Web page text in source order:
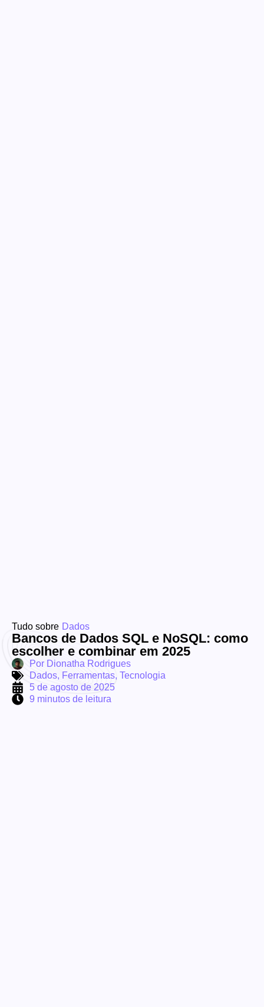
Tudo sobre Dados
Bancos de Dados SQL e NoSQL: como
escolher e combinar em 2025
Por Dionatha Rodrigues
Dados, Ferramentas, Tecnologia
5 de agosto de 2025
9 minutos de leitura